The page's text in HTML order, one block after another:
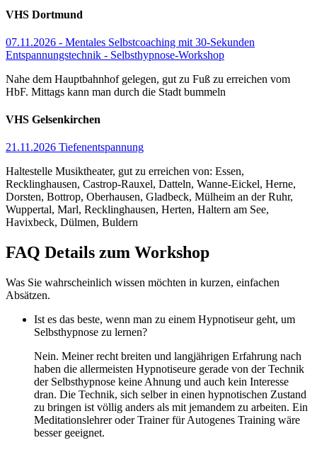
VHS Dortmund
07.11.2026 - Mentales Selbstcoaching mit 30-Sekunden
Entspannungstechnik - Selbsthypnose-Workshop
Nahe dem Hauptbahnhof gelegen, gut zu Fuß zu erreichen vom
HbF. Mittags kann man durch die Stadt bummeln
VHS Gelsenkirchen
21.11.2026 Tiefenentspannung
Haltestelle Musiktheater, gut zu erreichen von: Essen,
Recklinghausen, Castrop-Rauxel, Datteln, Wanne-Eickel, Herne,
Dorsten, Bottrop, Oberhausen, Gladbeck, Mülheim an der Ruhr,
Wuppertal, Marl, Recklinghausen, Herten, Haltern am See,
Havixbeck, Dülmen, Buldern
FAQ Details zum Workshop
Was Sie wahrscheinlich wissen möchten in kurzen, einfachen
Absätzen.
Ist es das beste, wenn man zu einem Hypnotiseur geht, um
Selbsthypnose zu lernen?
Nein. Meiner recht breiten und langjährigen Erfahrung nach
haben die allermeisten Hypnotiseure gerade von der Technik
der Selbsthypnose keine Ahnung und auch kein Interesse
dran. Die Technik, sich selber in einen hypnotischen Zustand
zu bringen ist völlig anders als mit jemandem zu arbeiten. Ein
Meditationslehrer oder Trainer für Autogenes Training wäre
besser geeignet.